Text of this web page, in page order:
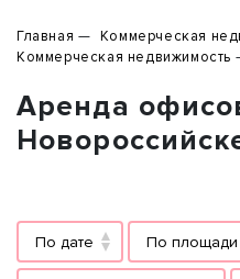
Главная Коммерческая
Коммерческая недвижимость
Аренда
По дате По площади